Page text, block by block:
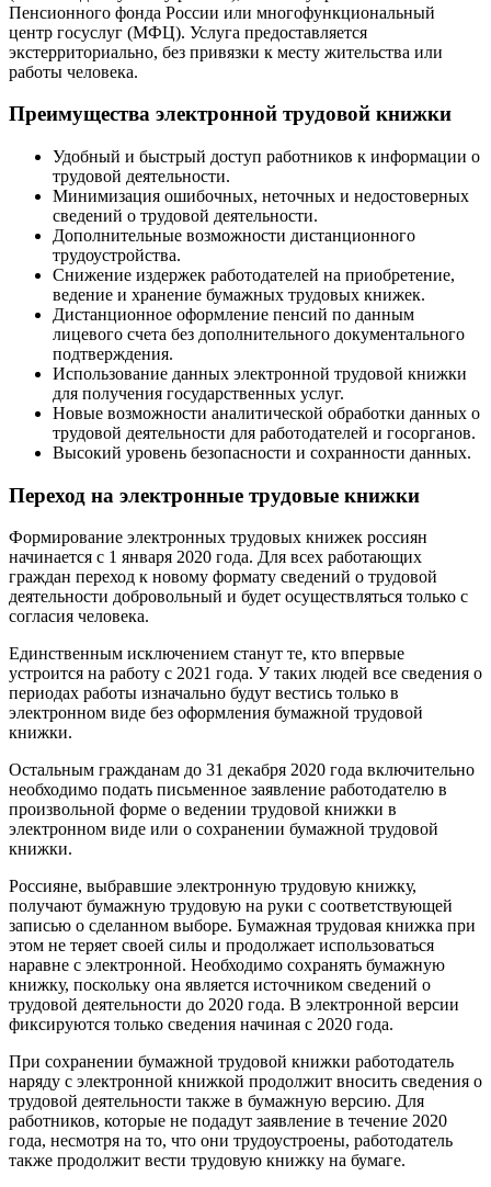
Пенсионного фонда России или многофункциональный
центр госуслуг (МФЦ). Услуга предоставляется
экстерриториально, без привязки к месту жительства или
работы человека.
Преимущества электронной трудовой книжки
Удобный и быстрый доступ работников к информации о
трудовой деятельности.
Минимизация ошибочных, неточных и недостоверных
сведений о трудовой деятельности.
Дополнительные возможности дистанционного
трудоустройства.
Снижение издержек работодателей на приобретение,
ведение и хранение бумажных трудовых книжек.
Дистанционное оформление пенсий по данным
лицевого счета без дополнительного документального
подтверждения.
Использование данных электронной трудовой книжки
для получения государственных услуг.
Новые возможности аналитической обработки данных о
трудовой деятельности для работодателей и госорганов.
Высокий уровень безопасности и сохранности данных.
Переход на электронные трудовые книжки
Формирование электронных трудовых книжек россиян
начинается с 1 января 2020 года. Для всех работающих
граждан переход к новому формату сведений о трудовой
деятельности добровольный и будет осуществляться только с
согласия человека.
Единственным исключением станут те, кто впервые
устроится на работу с 2021 года. У таких людей все сведения о
периодах работы изначально будут вестись только в
электронном виде без оформления бумажной трудовой
книжки.
Остальным гражданам до 31 декабря 2020 года включительно
необходимо подать письменное заявление работодателю в
произвольной форме о ведении трудовой книжки в
электронном виде или о сохранении бумажной трудовой
книжки.
Россияне, выбравшие электронную трудовую книжку,
получают бумажную трудовую на руки с соответствующей
записью о сделанном выборе. Бумажная трудовая книжка при
этом не теряет своей силы и продолжает использоваться
наравне с электронной. Необходимо сохранять бумажную
книжку, поскольку она является источником сведений о
трудовой деятельности до 2020 года. В электронной версии
фиксируются только сведения начиная с 2020 года.
При сохранении бумажной трудовой книжки работодатель
наряду с электронной книжкой продолжит вносить сведения о
трудовой деятельности также в бумажную версию. Для
работников, которые не подадут заявление в течение 2020
года, несмотря на то, что они трудоустроены, работодатель
также продолжит вести трудовую книжку на бумаге.